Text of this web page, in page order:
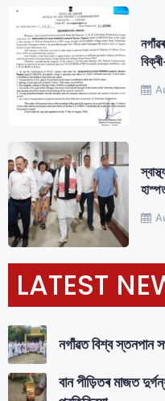
LATEST
নগাঁৱত বিশ্ব স্তনপান
বান পীড়িতৰ মাজত